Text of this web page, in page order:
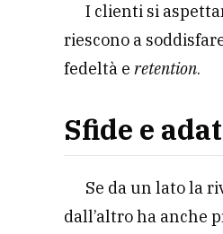
I clienti si
riescono a
fedeltà eretention.
Sfide e
Se da un lato la
dall’altro ha anche